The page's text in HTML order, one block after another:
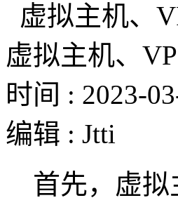
虚拟主机、
虚拟主机、
时间 : 2023-
编辑 : Jtti
首先，虚拟